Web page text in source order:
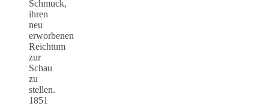
Schmuck,
ihren
neu
erworbenen
Reichtum
zur
Schau
zu
stellen.
1851